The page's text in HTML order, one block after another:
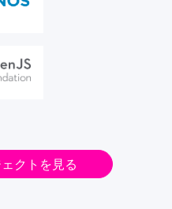
クトを見る